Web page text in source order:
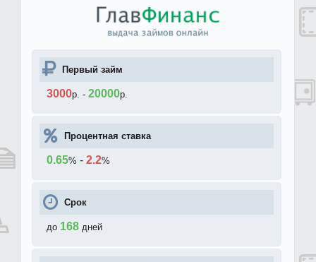
Первый займ
3000р. - 20000р.
Процентная ставка
0.65% - 2.2%
Срок
до 168 дней